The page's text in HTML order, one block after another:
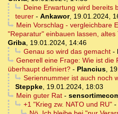
Deine Erwartung wird bereits
teurer - Ankawor, 19.01.2024,
Mein Vorschlag - vergleichbare
"Reparatur" einbauen lassen,
Griba, 19.01.2024, 14:46
Genau so wird das gemacht-
Generell eine Frage: Wie ist die
überhaupt definiert? - Plancius,
Seriennummer ist auch noch
Steppke, 19.01.2024, 18:03
Mein guter Rat-
+1 "Krieg zw. NATO und RU"-